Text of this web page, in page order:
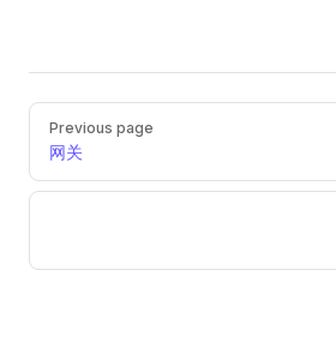
Pager
Previous page
网关